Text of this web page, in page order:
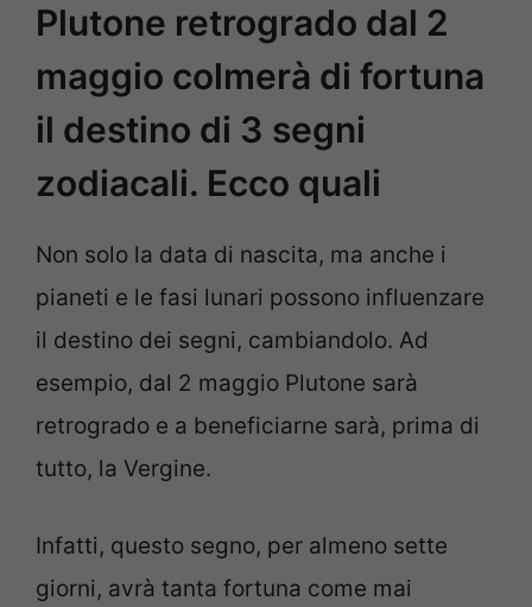
Plutone retrogrado dal 2
maggio colmerà di fortuna
il destino di 3 segni
zodiacali. Ecco quali
Non solo la data di nascita, ma anche i
pianeti e le fasi lunari possono influenzare
il destino dei segni, cambiandolo. Ad
esempio, dal 2 maggio Plutone sarà
retrogrado e a beneficiarne sarà, prima di
tutto, la Vergine.
Infatti, questo segno, per almeno sette
giorni, avrà tanta fortuna come mai